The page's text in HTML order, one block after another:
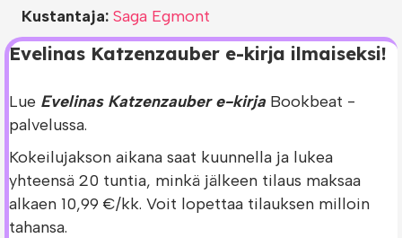
Evelinas Katzenzauber e-kirja ilmaiseksi!
Lue Evelinas Katzenzauber e-kirja Bookbeat -
palvelussa.
Kokeilujakson aikana saat kuunnella ja lukea
yhteensä 20 tuntia, minkä jälkeen tilaus maksaa
alkaen 10,99 €/kk. Voit lopettaa tilauksen milloin
tahansa.
Kustantaja: Saga Egmont